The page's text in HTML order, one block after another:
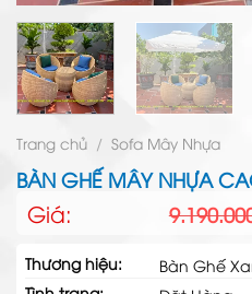
Trang chủ / Sofa Mây Nhựa
BÀN GHẾ MÂY NHỰA
Giá:
Giá
gốc
là:
9.190.000₫.
Giá
hiện
tại
là:
Thương hiệu:
Bàn Ghế